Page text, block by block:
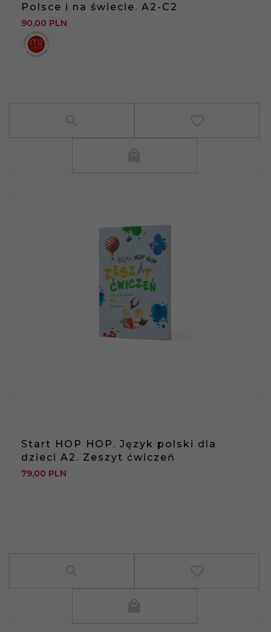
Polsce i na świecie. A2-C2
90,00 PLN
Start HOP HOP. Język polski dla
dzieci A2. Zeszyt ćwiczeń
79,00 PLN